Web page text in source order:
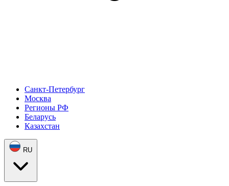
Санкт-Петербург
Москва
Регионы РФ
Беларусь
Казахстан
RU